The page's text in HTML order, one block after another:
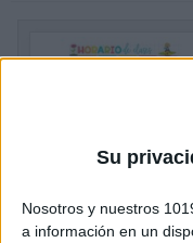
Su
Nosotros y nuestros
a información en un